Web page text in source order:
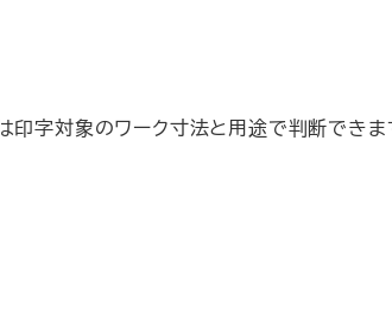
印字対象のワーク寸法と用途で判断できま